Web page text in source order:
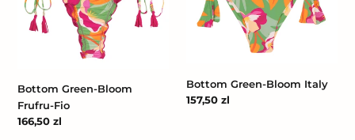
Bloom
Frufru-
Bottom Green-Bloom
Frufru-Fio
Cena
166,50 zl
Bloom
Italy
Bottom Green-Bloom Italy
Cena
157,50 zl